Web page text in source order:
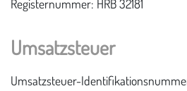
Registernummer: HRB 32181
Umsatzsteuer
Umsatzsteuer-